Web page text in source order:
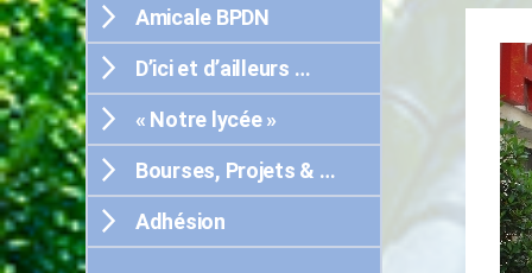
Amicale BPDN
D’ici et d’ailleurs …
« Notre lycée »
Bourses, Projets & …
Adhésion